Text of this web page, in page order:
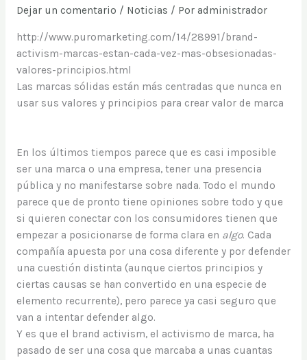
Dejar un comentario / Noticias / Por administrador
http://www.puromarketing.com/14/28991/brand-
activism-marcas-estan-cada-vez-mas-obsesionadas-
valores-principios.html
Las marcas sólidas están más centradas que nunca en
usar sus valores y principios para crear valor de marca
En los últimos tiempos parece que es casi imposible
ser una marca o una empresa, tener una presencia
pública y no manifestarse sobre nada. Todo el mundo
parece que de pronto tiene opiniones sobre todo y que
si quieren conectar con los consumidores tienen que
empezar a posicionarse de forma clara en algo. Cada
compañía apuesta por una cosa diferente y por defender
una cuestión distinta (aunque ciertos principios y
ciertas causas se han convertido en una especie de
elemento recurrente), pero parece ya casi seguro que
van a intentar defender algo.
Y es que el brand activism, el activismo de marca, ha
pasado de ser una cosa que marcaba a unas cuantas